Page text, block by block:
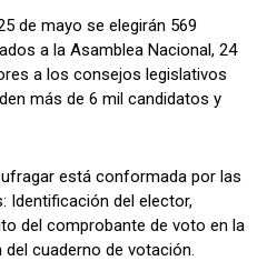
de mayo se elegirán 569
a la Asamblea Nacional, 24
a los consejos legislativos
más de 6 mil candidatos y
está conformada por las
Identificación del elector,
del comprobante de voto en la
cuaderno de votación.